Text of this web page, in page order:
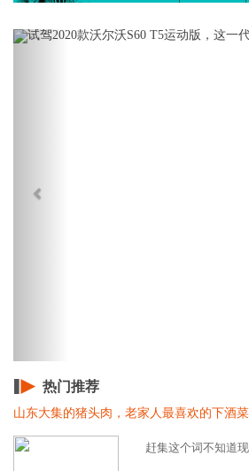
Previous
热门推荐
山东大集的猪头肉，老家人最喜欢的下酒菜
赶集这个词不知道